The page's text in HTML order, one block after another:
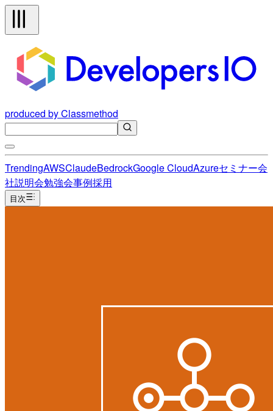
produced by Classmethod
TrendingAWSClaudeBedrockGoogle CloudAzureセミナー会
社説明会勉強会事例採用
目次